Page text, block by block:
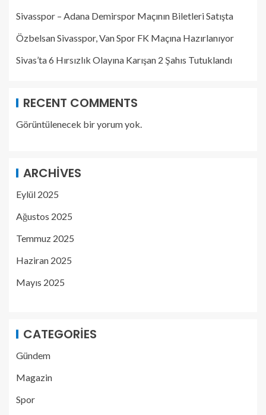
Sivasspor – Adana Demirspor Maçının Biletleri Satışta
Özbelsan Sivasspor, Van Spor FK Maçına Hazırlanıyor
Sivas’ta 6 Hırsızlık Olayına Karışan 2 Şahıs Tutuklandı
RECENT COMMENTS
Görüntülenecek bir yorum yok.
ARCHIVES
Eylül 2025
Ağustos 2025
Temmuz 2025
Haziran 2025
Mayıs 2025
CATEGORIES
Gündem
Magazin
Spor